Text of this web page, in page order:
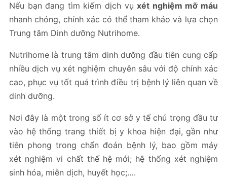
Nếu bạn đang tìm kiếm dịch vụxét nghiệm mỡ máu
nhanh chóng, chính xác có thể tham khảo và lựa chọn
Trung tâm Dinh dưỡng Nutrihome.
Nutrihome là trung tâm dinh dưỡng đầu tiên cung cấp
nhiều dịch vụ xét nghiệm chuyên sâu với độ chính xác
cao, phục vụ tốt quá trình điều trị bệnh lý liên quan về
dinh dưỡng.
Nơi đây là một trong số ít cơ sở y tế chú trọng đầu tư
vào hệ thống trang thiết bị y khoa hiện đại, gần như
tiên phong trong chẩn đoán bệnh lý, bao gồm máy
xét nghiệm vi chất thế hệ mới; hệ thống xét nghiệm
sinh hóa, miễn dịch, huyết học;….